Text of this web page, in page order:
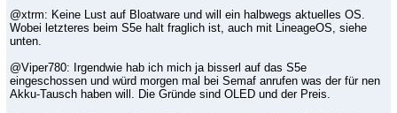
@xtrm: Keine Lust auf Bloatware und will ein halbwegs aktuelles OS.
Wobei letzteres beim S5e halt fraglich ist, auch mit LineageOS, siehe
unten.
@Viper780: Irgendwie hab ich mich ja bisserl auf das S5e
eingeschossen und würd morgen mal bei Semaf anrufen was der für nen
Akku-Tausch haben will. Die Gründe sind OLED und der Preis.